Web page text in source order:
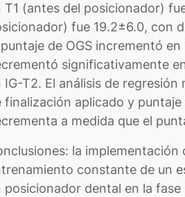
T1 (antes del posicionador)
fue 19.2±6.0, con
de OGS incrementó en
significativamente
IG-T2. El análisis de
finalización aplicado y
a medida que el
la
constante de un
posicionador dental en la